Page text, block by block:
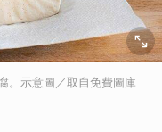
。示意圖／取自免費圖庫